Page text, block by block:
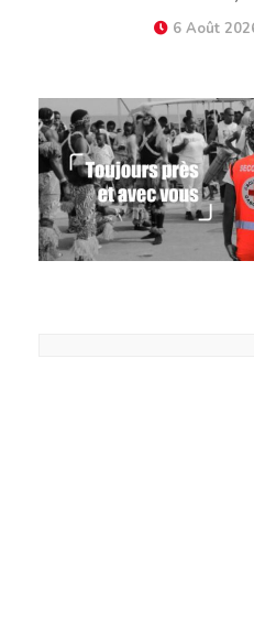
6 Août